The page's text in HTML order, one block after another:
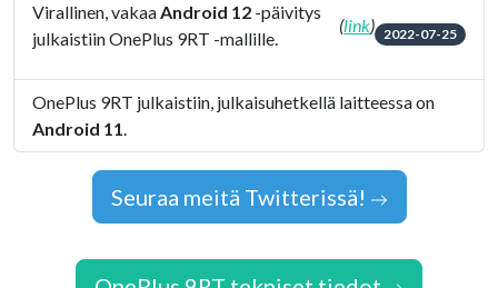
Virallinen, vakaaAndroid 12 -päivitys
julkaistiin OnePlus 9RT -mallille.
(link) 2022-07-25
OnePlus 9RT julkaistiin, julkaisuhetkellä laitteessa on
Android 11.
Seuraa meitä Twitterissä!